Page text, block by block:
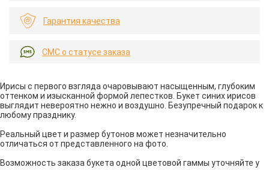
Гарантия качества
СМС о статусе заказа
Ирисы с первого взгляда очаровывают насыщенным, глубоким
оттенком и изысканной формой лепестков. Букет синих ирисов
выглядит невероятно нежно и воздушно. Безупречный подарок к
любому празднику.
Реальный цвет и размер бутонов может незначительно
отличаться от представленного на фото.
Возможность заказа букета одной цветовой гаммы уточняйте у